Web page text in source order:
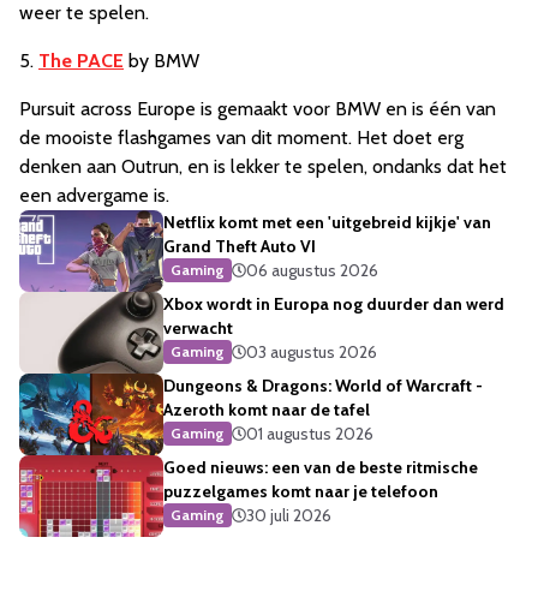
weer te spelen.
5. The PACE by BMW
Pursuit across Europe is gemaakt voor BMW en is één van
de mooiste flashgames van dit moment. Het doet erg
denken aan Outrun, en is lekker te spelen, ondanks dat het
een advergame is.
Netflix komt met een 'uitgebreid kijkje' van
Grand Theft Auto VI
Gaming
06 augustus 2026
Xbox wordt in Europa nog duurder dan werd
verwacht
Gaming
03 augustus 2026
Dungeons & Dragons: World of Warcraft -
Azeroth komt naar de tafel
Gaming
01 augustus 2026
Goed nieuws: een van de beste ritmische
puzzelgames komt naar je telefoon
Gaming 30 juli 2026